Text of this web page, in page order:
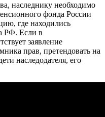
наследнику необходимо
фонда России
где находились
РФ. Если в
заявление
прав, претендовать на
наследодателя, его